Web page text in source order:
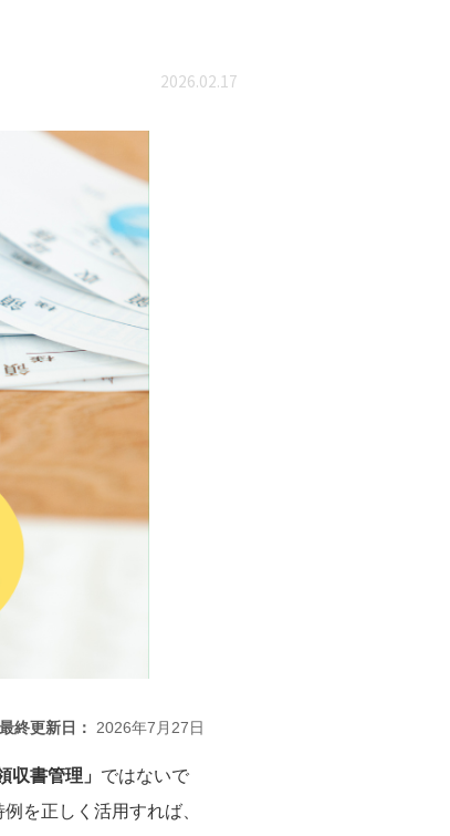
2026.02.17
最終更新日： 2026年7月27日
収書管理」 ではないで
を正しく活用すれば、